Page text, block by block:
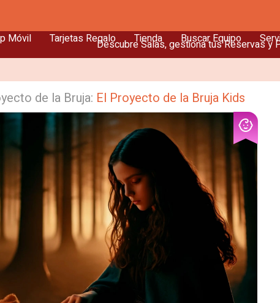
Móvil Tarjetas Regalo Tienda Buscar Equipo
Descubre Salas, gestiona tus Reservas y
de la Bruja: El Proyecto de la Bruja Kids